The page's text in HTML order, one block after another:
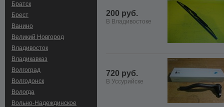
Братск
Брест
Ванино
Великий Новгород
Владивосток
Владикавказ
Волгоград
Волгодонск
Вологда
Вольно-Hадеждинское
200 руб.
В Владивостоке
720 руб.
В Уссурийске